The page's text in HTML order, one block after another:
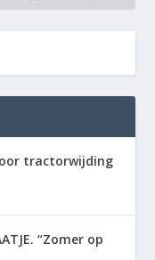
tractorwijding
“Zomer op